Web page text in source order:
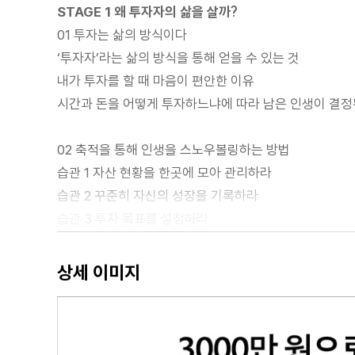
STAGE 1 왜 투자자의 삶을 살까?
01 투자는 삶의 방식이다
‘투자자’라는 삶의 방식을 통해 얻을 수 있는 것
내가 투자를 할 때 마음이 편안한 이유
시간과 돈을 어떻게 투자하느냐에 따라 남은 인생이 결
02 축적을 통해 인생을 스노우볼링하는 방법
습관 1 자산 현황을 한곳에 모아 관리하라
습관 2 꾸준히 자신의 성장을 기록하라
STAGE 2 어떻게 투자해야 할까?
투자 철학을 공부할 때 도움이 되었던 책과 자료들
상세 이미지